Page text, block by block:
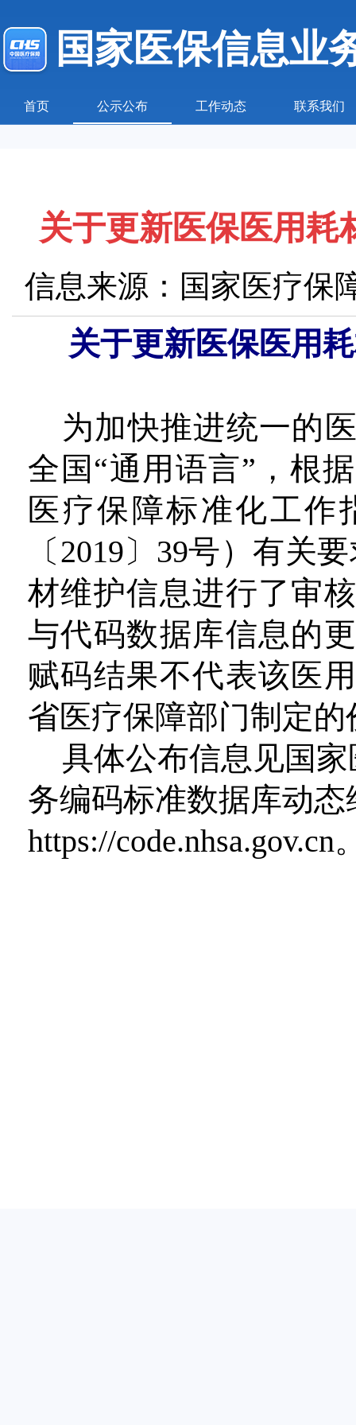
国家医保信息业
首页 公示公布 工作动态 联系我们
关于更新医保医用耗
信息来源：国家医疗保
关于更新医保医用
为加快推进统一的
全国“通用语言”，根
医疗保障标准化工作
〔2019〕39号）有关
材维护信息进行了审
与代码数据库信息的
赋码结果不代表该医
省医疗保障部门制定
具体公布信息见国
务编码标准数据库动
https://code.nhsa.gov.cn